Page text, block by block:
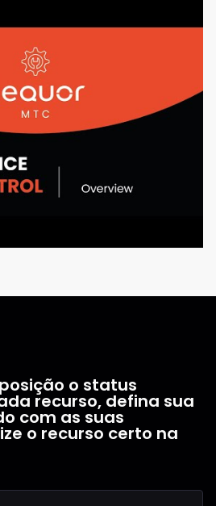
o status
recurso, defina sua
com as suas
o recurso certo na